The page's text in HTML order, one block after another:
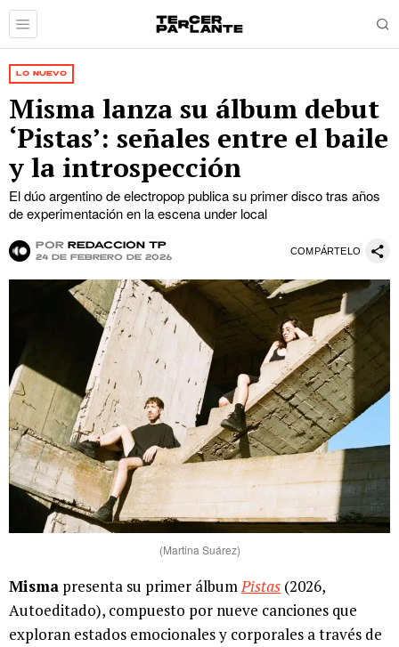
LO NUEVO
Misma lanza su álbum debut
‘Pistas’: señales entre el baile
y la introspección
El dúo argentino de electropop publica su primer disco tras años
de experimentación en la escena under local
por Redacción TP
24 de febrero de 2026
COMPÁRTELO
(Martina Suárez)
Misma presenta su primer álbumPistas (2026,
Autoeditado), compuesto por nueve canciones que
exploran estados emocionales y corporales a través de